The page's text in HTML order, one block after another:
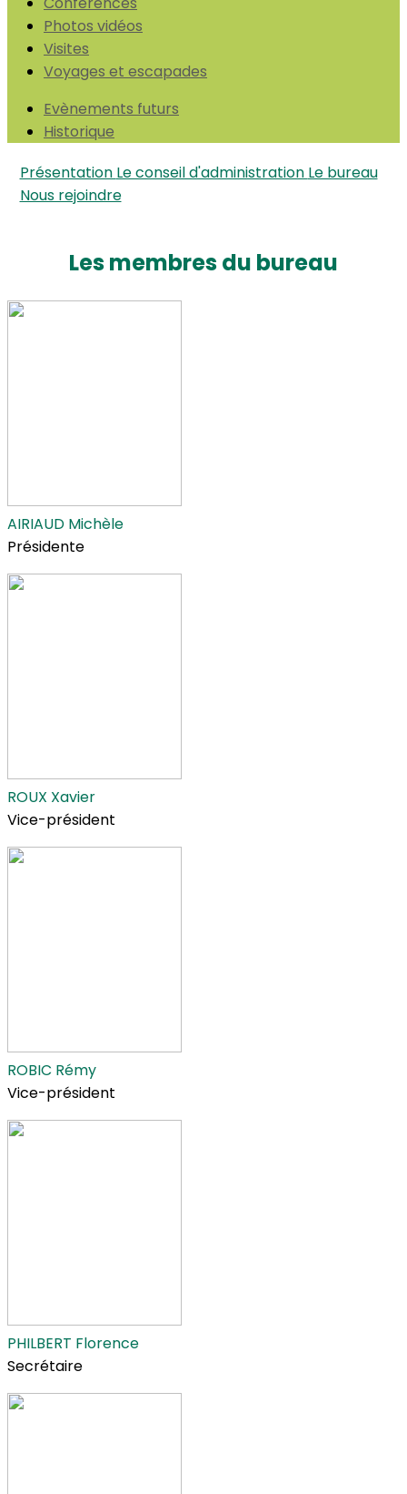
Photos vidéos
Visites
Voyages et escapades
Evènements futurs
Historique
Présentation Le conseil d'administration Le bureau
Nous rejoindre
Les membres du bureau
AIRIAUD Michèle
Présidente
ROUX Xavier
Vice-président
ROBIC Rémy
Vice-président
PHILBERT Florence
Secrétaire